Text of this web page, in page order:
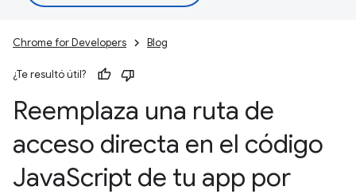
Chrome for Developers Blog
¿Te resultó útil?
Reemplaza una ruta de
acceso directa en el código
JavaScript de tu app por